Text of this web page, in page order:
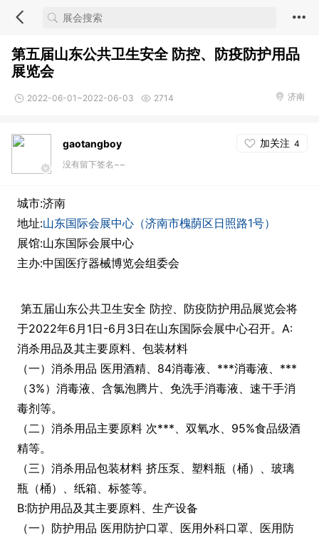
第五届山东公共卫生安全 防控、防疫防护用品
展览会
2022-06-01~2022-06-03 2714 济南
gaotangboy 加关注 4
没有留下签名~~
城市:济南
地址:山东国际会展中心（济南市槐荫区日照路1号）
展馆:山东国际会展中心
主办:中国医疗器械博览会组委会
第五届山东公共卫生安全 防控、防疫防护用品展览会将
于2022年6月1日-6月3日在山东国际会展中心召开。A:
消杀用品及其主要原料、包装材料
（一）消杀用品 医用酒精、84消毒液、***消毒液、***
（3%）消毒液、含氯泡腾片、免洗手消毒液、速干手消
毒剂等。
（二）消杀用品主要原料 次***、双氧水、95%食品级酒
精等。
（三）消杀用品包装材料 挤压泵、塑料瓶（桶）、玻璃
瓶（桶）、纸箱、标签等。
B:防护用品及其主要原料、生产设备
（一）防护用品 医用防护口罩、医用外科口罩、医用防